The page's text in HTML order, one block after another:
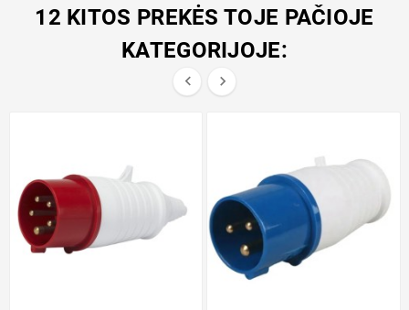
12 KITOS PREKĖS TOJE PAČIOJE
KATEGORIJOJE:
 